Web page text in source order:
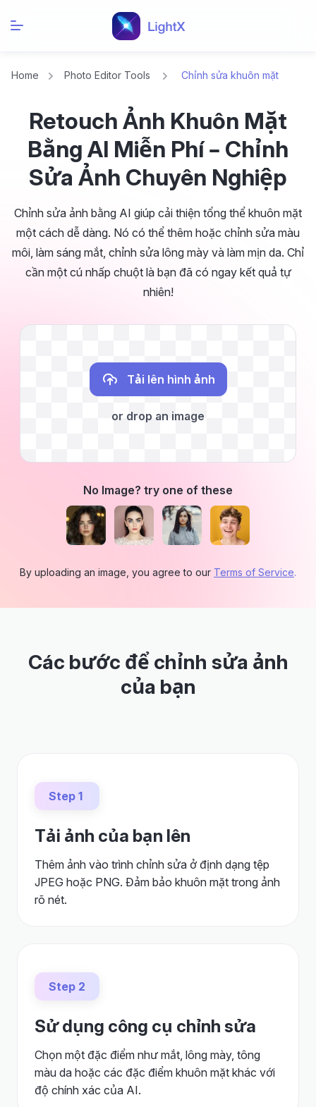
Home Photo Editor Tools Chỉnh sửa khuôn mặt
Retouch Ảnh Khuôn Mặt
Bằng AI Miễn Phí – Chỉnh
Sửa Ảnh Chuyên Nghiệp
Chỉnh sửa ảnh bằng AI giúp cải thiện tổng thể khuôn mặt
một cách dễ dàng. Nó có thể thêm hoặc chỉnh sửa màu
môi, làm sáng mắt, chỉnh sửa lông mày và làm mịn da. Chỉ
cần một cú nhấp chuột là bạn đã có ngay kết quả tự
nhiên!
Tải lên hình ảnh
or drop an image
No Image? try one of these
By uploading an image, you agree to our Terms of Service.
Các bước để chỉnh sửa ảnh
của bạn
Step 1
Tải ảnh của bạn lên
Thêm ảnh vào trình chỉnh sửa ở định dạng tệp
JPEG hoặc PNG. Đảm bảo khuôn mặt trong ảnh
rõ nét.
Step 2
Sử dụng công cụ chỉnh sửa
Chọn một đặc điểm như mắt, lông mày, tông
màu da hoặc các đặc điểm khuôn mặt khác với
độ chính xác của AI.